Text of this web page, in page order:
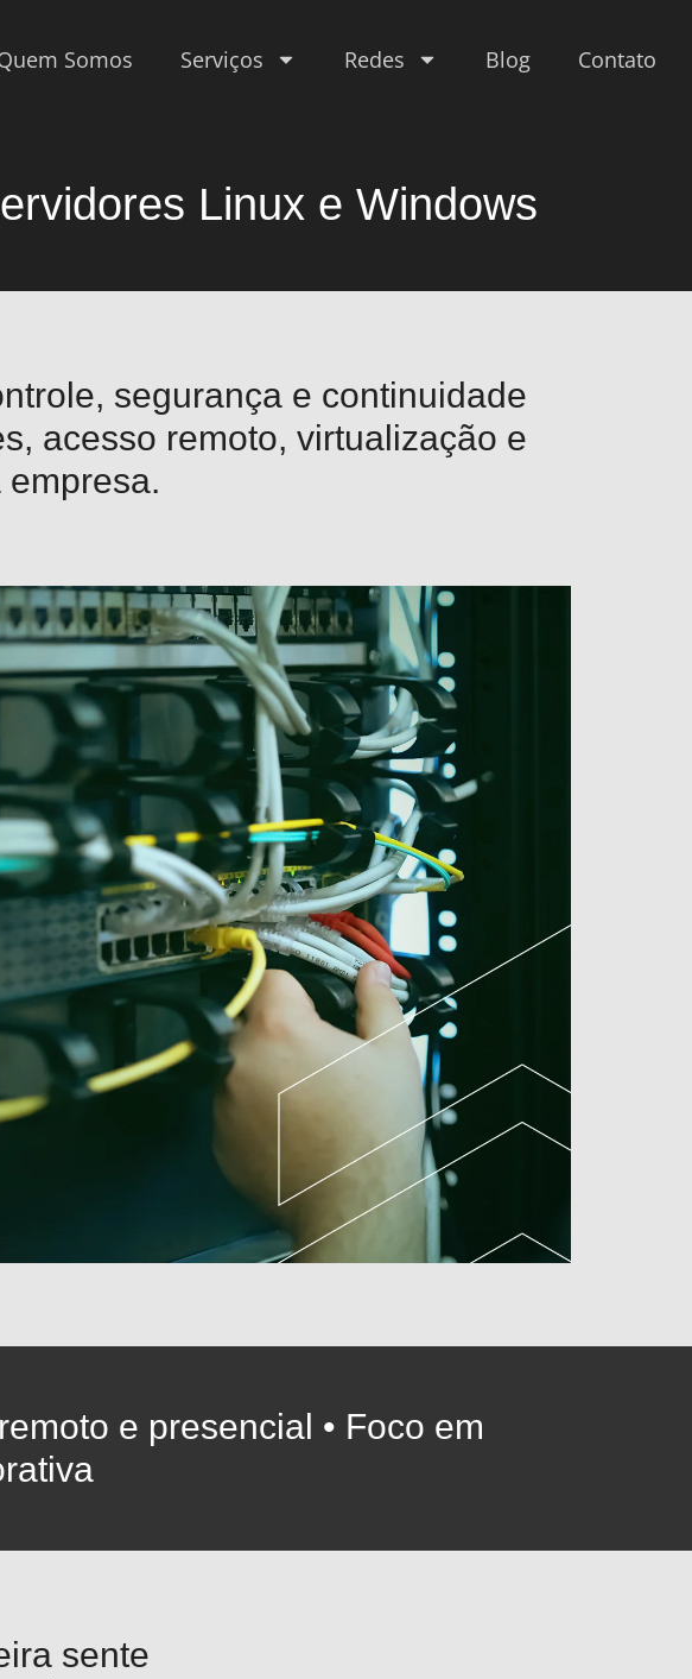
Somos Serviços Redes Blog Contato
Linux e Windows
segurança e continuidade
acesso remoto, virtualização e
e presencial • Foco em
sente